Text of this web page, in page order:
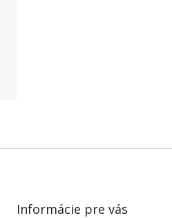
Informácie pre vás